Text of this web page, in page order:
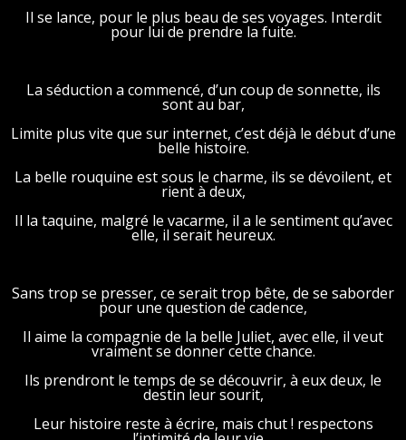
Il se lance, pour le plus beau de ses voyages. Interdit
pour lui de prendre la fuite.
La séduction a commencé, d’un coup de sonnette, ils
sont au bar,
Limite plus vite que sur internet, c’est déjà le début d’une
belle histoire.
La belle rouquine est sous le charme, ils se dévoilent, et
rient à deux,
Il la taquine, malgré le vacarme, il a le sentiment qu’avec
elle, il serait heureux.
Sans trop se presser, ce serait trop bête, de se saborder
pour une question de cadence,
Il aime la compagnie de la belle Juliet, avec elle, il veut
vraiment se donner cette chance.
Ils prendront le temps de se découvrir, à eux deux, le
destin leur sourit,
Leur histoire reste à écrire, mais chut ! respectons